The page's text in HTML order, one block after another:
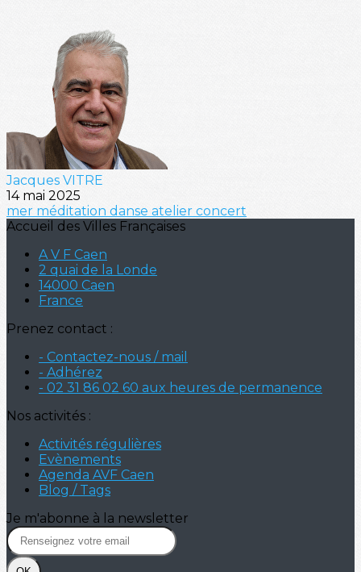
Jacques VITRE
14 mai 2025
mer méditation danse atelier concert
Accueil des Villes Françaises
A V F Caen
2 quai de la Londe
14000 Caen
France
Prenez contact :
- Contactez-nous / mail
- Adhérez
- 02 31 86 02 60 aux heures de permanence
Nos activités :
Activités régulières
Evènements
Agenda AVF Caen
Blog / Tags
Je m'abonne à la newsletter